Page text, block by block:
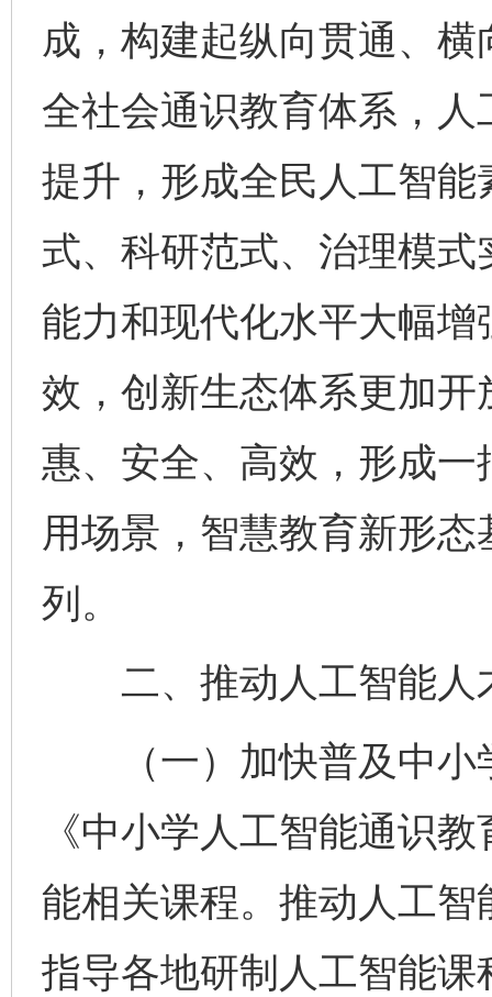
成，构建起纵向贯通、
全社会通识教育体系，
提升，形成全民人工智
式、科研范式、治理模
能力和现代化水平大幅
效，创新生态体系更加
惠、安全、高效，形成
用场景，智慧教育新形
列。
二、推动人工智能人
（一）加快普及中小
《中小学人工智能通识
能相关课程。推动人工
指导各地研制人工智能